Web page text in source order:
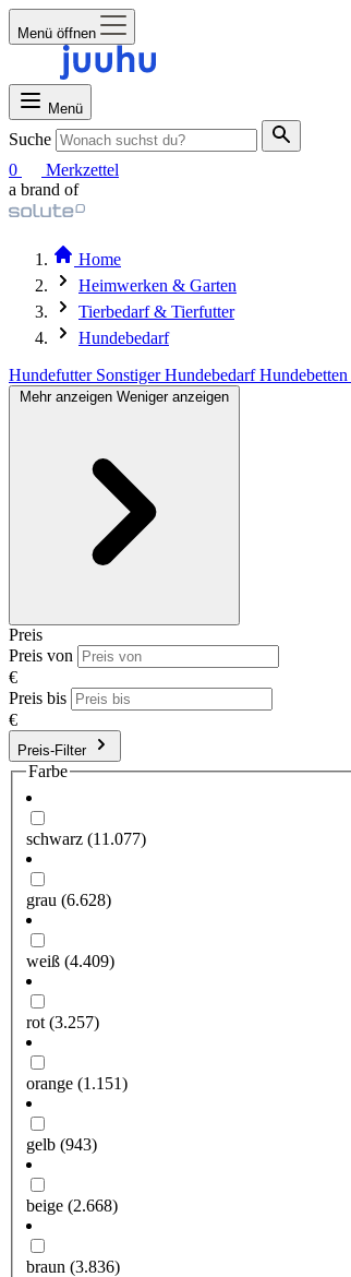
Menü öffnen
Menü
Suche
0
Merkzettel
a brand of
Home
Heimwerken & Garten
Tierbedarf & Tierfutter
Hundebedarf
Hundefutter Sonstiger HundebedarfHundebetten
Mehr anzeigen Weniger anzeigen
Preis
Preis von
€
Preis bis
€
Preis-Filter
Farbe
schwarz (11.077)
grau (6.628)
weiß (4.409)
rot (3.257)
orange (1.151)
gelb (943)
beige (2.668)
braun (3.836)